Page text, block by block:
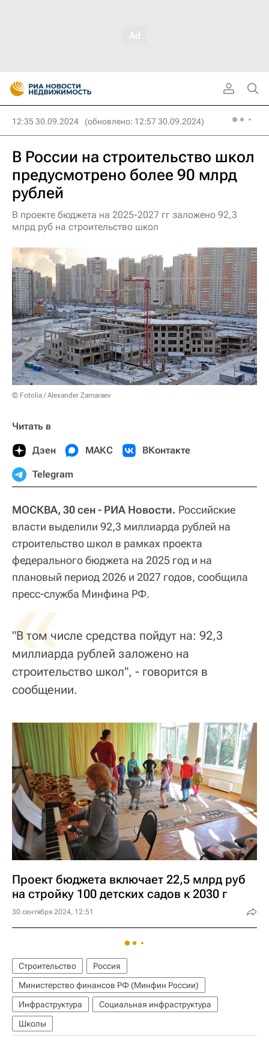
12:35 30.09.2024 (обновлено: 12:57 30.09.2024)
В России на строительство школ
предусмотрено более 90 млрд
рублей
В проекте бюджета на 2025-2027 гг заложено 92,3
млрд руб на строительство школ
© Fotolia / Alexander Zamaraev
Читать в
Дзен МАКС ВКонтакте
Telegram
МОСКВА, 30 сен - РИА Новости. Российские
власти выделили 92,3 миллиарда рублей на
строительство школ в рамках проекта
федерального бюджета на 2025 год и на
плановый период 2026 и 2027 годов, сообщила
пресс-служба Минфина РФ.
«
"В том числе средства пойдут на: 92,3
миллиарда рублей заложено на
строительство школ", - говорится в
сообщении.
Проект бюджета включает 22,5 млрд руб
на стройку 100 детских садов к 2030 г
30 сентября 2024, 12:51
Строительство
Россия
Министерство финансов РФ (Минфин России)
Инфраструктура
Социальная инфраструктура
Школы